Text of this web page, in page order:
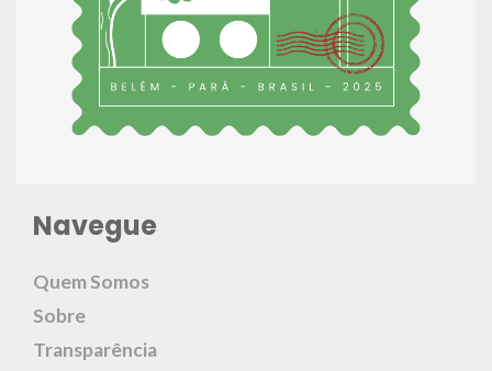
Navegue
Quem Somos
Sobre
Transparência